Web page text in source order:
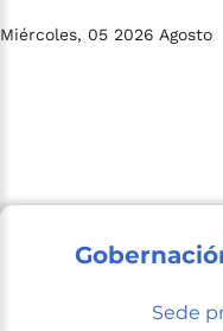
Miércoles, 05 2026 Agosto
Sede